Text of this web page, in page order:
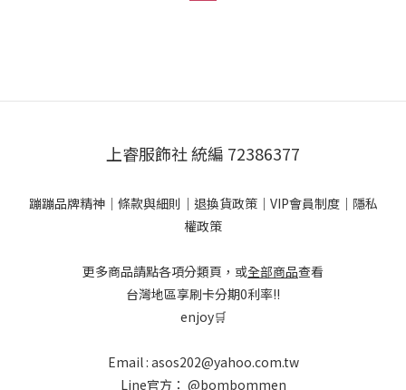
上睿服飾社 統編 72386377
蹦蹦品牌精神｜ 條款與細則 ｜ 退換貨政策｜ VIP會員制度｜ 隱私
權政策
更多商品請點各項分類頁，或全部商品查看
台灣地區享刷卡分期0利率!!
enjoy🛒
Email : asos202@yahoo.com.tw
Line官方： @bombommen